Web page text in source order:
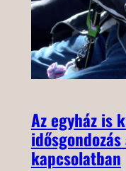
Az egyház is
kapcsolatban